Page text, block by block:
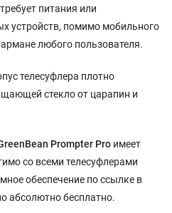
питания или
устройств, помимо мобильного
любого пользователя.
телесуфлера плотно
стекло от царапин и
Prompter Pro имеет
со всеми телесуфлерами
обеспечение по ссылке в
абсолютно бесплатно.